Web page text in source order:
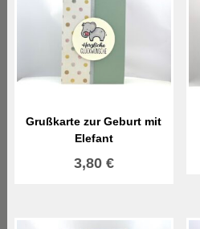
Grußkarte zur Geburt mit
Elefant
3,80 €